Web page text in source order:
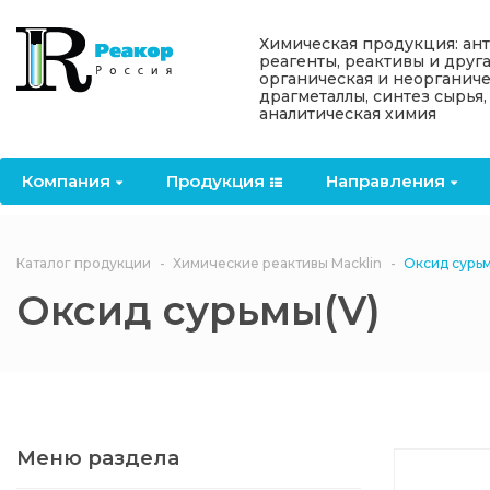
Компания Продукция Направления
Назад
Компания
Лицензии
Документы
Филиалы
Назад
Продукция
OceanСhem
Антипирены
антипирены
3ASenrise
Назад
Направления
Отвердители
Назад
Информация
Акции
Политика
конфиденциальности
Химическая продукция:
реагенты, реактивы и
органическая и
драгметаллы, синтез сырья,
аналитическая химия
Каталог продукции Химические реактивы Macklin Оксид
Оксид сурьмы(V)
Меню раздела